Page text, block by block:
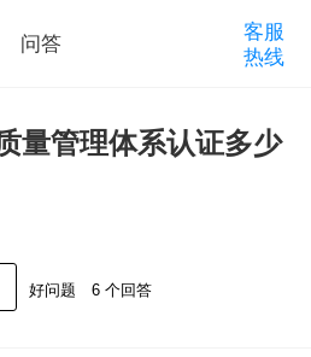
问答
客服
热线
量管理体系认证多少
好问题 6 个回答